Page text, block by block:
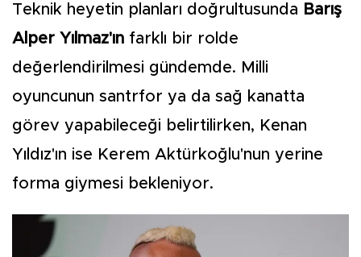
Teknik heyetin planları doğrultusunda Barış
Alper Yılmaz'ın farklı bir rolde
değerlendirilmesi gündemde. Milli
oyuncunun santrfor ya da sağ kanatta
görev yapabileceği belirtilirken, Kenan
Yıldız'ın ise Kerem Aktürkoğlu'nun yerine
forma giymesi bekleniyor.